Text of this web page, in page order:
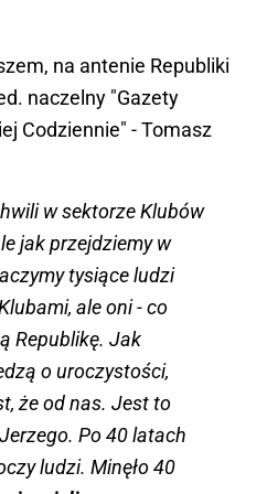
na antenie Republiki
naczelny "Gazety
Codziennie" - Tomasz
w sektorze Klubów
jak przejdziemy w
tysiące ludzi
ale oni - co
Republikę. Jak
o uroczystości,
że od nas. Jest to
Po 40 latach
ludzi. Minęło 40